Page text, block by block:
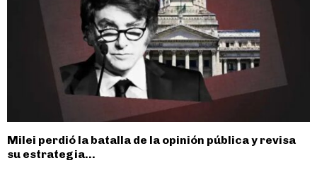
Milei perdió la batalla de la opinión pública y revisa
su estrategia...